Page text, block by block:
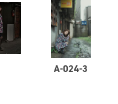
A-024-3